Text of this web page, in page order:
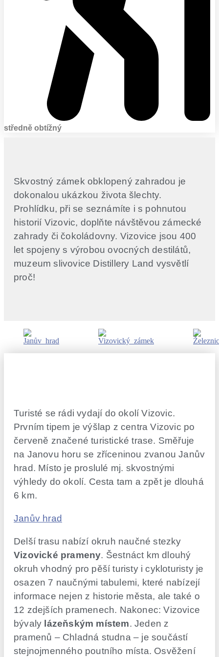
středně obtížný
Skvostný zámek obklopený zahradou je
dokonalou ukázkou života šlechty.
Prohlídku, při se seznámíte i s pohnutou
historií Vizovic, doplňte návštěvou zámecké
zahrady či čokoládovny. Vizovice jsou 400
let spojeny s výrobou ovocných destilátů,
muzeum slivovice Distillery Land vysvětlí
proč!
Turisté se rádi vydají do okolí Vizovic.
Prvním tipem je výšlap z centra Vizovic po
červeně značené turistické trase. Směřuje
na Janovu horu se zříceninou zvanou Janův
hrad. Místo je proslulé mj. skvostnými
výhledy do okolí. Cesta tam a zpět je dlouhá
6 km.
Janův hrad
Delší trasu nabízí okruh naučné stezky
Vizovické prameny. Šestnáct km dlouhý
okruh vhodný pro pěší turisty i cykloturisty je
osazen 7 naučnými tabulemi, které nabízejí
informace nejen z historie města, ale také o
12 zdejších pramenech. Nakonec: Vizovice
bývaly lázeňským místem. Jeden z
pramenů – Chladná studna – je součástí
stejnojmenného poutního místa. Osvěžení